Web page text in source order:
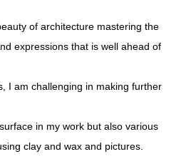
of architecture mastering the
expressions that is well ahead of
I am challenging in making further
in my work but also various
clay and wax and pictures.